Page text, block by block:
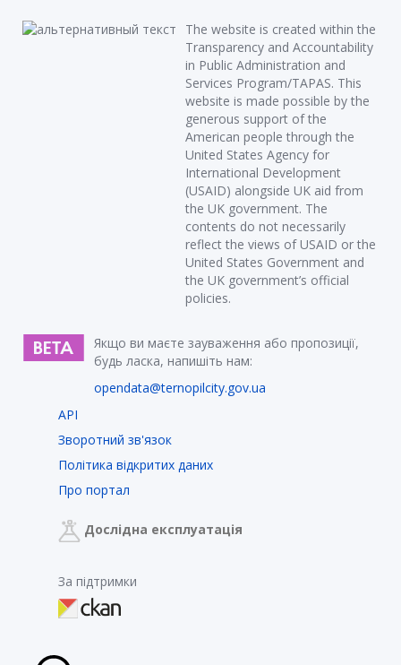
The website is created within the
Transparency and Accountability
in Public Administration and
Services Program/TAPAS. This
website is made possible by the
generous support of the
American people through the
United States Agency for
International Development
(USAID) alongside UK aid from
the UK government. The
contents do not necessarily
reflect the views of USAID or the
United States Government and
the UK government’s official
policies.
Якщо ви маєте зауваження або пропозиції,
будь ласка, напишіть нам:
opendata@ternopilcity.gov.ua
API
Зворотний зв'язок
Політика відкритих даних
Про портал
Дослідна експлуатація
За підтримки